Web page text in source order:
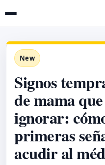
New
Signos
de mama
ignorar:
primeras
acudir al